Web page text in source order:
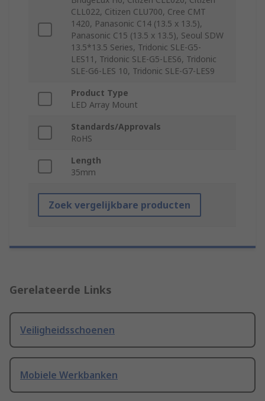
CLL022, Citizen CLU700, Cree CMT
1420, Panasonic C14 (13.5 x 13.5),
Panasonic C15 (13.5 x 13.5), Seoul SDW
13.5*13.5 Series, Tridonic SLE-G5-
LES11, Tridonic SLE-G5-LES6, Tridonic
SLE-G6-LES 10, Tridonic SLE-G7-LES9
Product Type
LED Array Mount
Standards/Approvals
RoHS
Length
35mm
Zoek vergelijkbare producten
Gerelateerde Links
Veiligheidsschoenen
Mobiele Werkbanken